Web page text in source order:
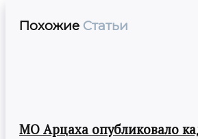
Похожие Статьи
МО Арцаха опубликовало